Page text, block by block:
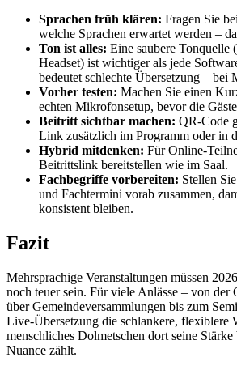
Sprachen früh klären: Fragen Sie
welche Sprachen erwartet werden –
Ton ist alles: Eine saubere Tonquelle
Headset) ist wichtiger als jede
bedeutet schlechte Übersetzung – bei
Vorher testen: Machen Sie einen
echten Mikrofonsetup, bevor die
Beitritt sichtbar machen: QR-Code
Link zusätzlich im Programm oder in
Hybrid mitdenken: Für Online-
Beitrittslink bereitstellen wie im Saal.
Fachbegriffe vorbereiten: Stellen
und Fachtermini vorab zusammen,
konsistent bleiben.
Fazit
Mehrsprachige Veranstaltungen müssen
noch teuer sein. Für viele Anlässe – von der
über Gemeindeversammlungen bis zum
Live-Übersetzung die schlankere, flexiblere
menschliches Dolmetschen dort seine
Nuance zählt.